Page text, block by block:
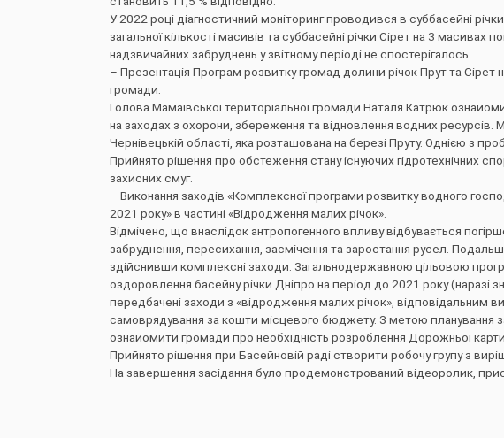
У 2022 році діагностичний моніторинг проводився в суббасейні
загальної кількості масивів та суббасейні річки Сірет на 3
надзвичайних забруднень у звітному періоді не спостерігалось.
– Презентація Програм розвитку громад долини річок Прут та Сірет
громади.
Голова Мамаївської територіальної громади Наталя Катрюк
на заходах з охорони, збереження та відновлення водних ресурсів.
Чернівецькій області, яка розташована на березі Пруту. Однією з
Прийнято рішення про обстеження стану існуючих гідротехнічних
захисних смуг.
– Виконання заходів «Комплексної програми розвитку водного
2021 року» в частині «Відродження малих річок».
Відмічено, що внаслідок антропогенного впливу відбувається
забруднення, пересихання, засмічення та заростання русел.
здійснивши комплексні заходи. Загальнодержавною цільовою
оздоровлення басейну річки Дніпро на період до 2021 року (наразі
передбачені заходи з «відродження малих річок», відповідальним
самоврядування за кошти місцевого бюджету. З метою планування
ознайомити громади про необхідність розроблення Дорожньої карти
Прийнято рішення при Басейновій раді створити робочу групу з
На завершення засідання було продемонстрований відеоролик,